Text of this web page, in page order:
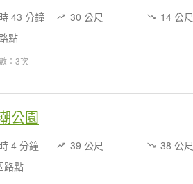
43 分鐘 30 公尺
14 公尺
點
：3次
公園
4 分鐘 39 公尺
38 公尺
路點